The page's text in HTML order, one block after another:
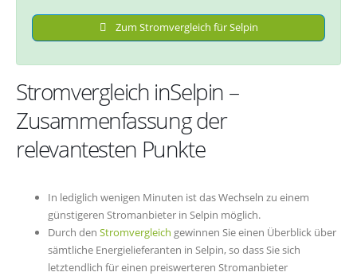
Zum Stromvergleich für Selpin
Stromvergleich inSelpin –
Zusammenfassung der
relevantesten Punkte
In lediglich wenigen Minuten ist das Wechseln zu einem
günstigeren Stromanbieter in Selpin möglich.
Durch den Stromvergleich gewinnen Sie einen Überblick über
sämtliche Energielieferanten in Selpin, so dass Sie sich
letztendlich für einen preiswerteren Stromanbieter